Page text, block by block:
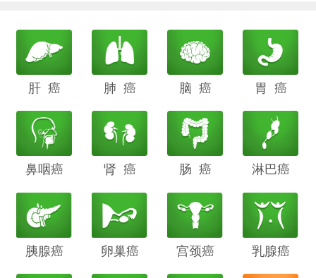
肝 癌 阴道癌肺 癌 甲状腺癌
脑 癌 前列腺癌
胃 癌
鼻咽癌 胆管癌肾 癌
子宫内膜
癌
肠 癌 膀胱癌
淋巴癌
胰腺癌 鳞癌
卵巢癌 骨癌
宫颈癌 喉癌
乳腺癌